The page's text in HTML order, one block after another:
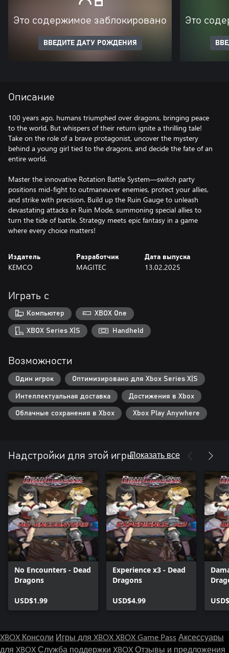
Это содержимое заблокировано
ВВЕДИТЕ ДАТУ РОЖДЕНИЯ
Это
Описание
100 years ago, humans triumphed over dragons, bringing peace
to the world. But whispers of their return ignite a thrilling tale!
Take on the role of a brave protagonist, uncover the mystery
behind a young girl tied to the dragons, and decide the fate of an
entire world.
Master the innovative Rotation Battle System—switch party
positions mid-fight to outmaneuver enemies, protect your allies,
and strike with precision. Build up the Ruin Gauge to unleash
devastating attacks in Ruin Mode, summoning special allies to
turn the tide of battle. Strategy meets epic fantasy in a game
where every choice matters!
Издатель
KEMCO
Разработчик
MAGITEC
Дата выпуска
13.02.2025
Играть с
Компьютер XBOX One
XBOX Series X|S Handheld
Возможности
Один игрок Оптимизировано для Xbox Series X|S
Интеллектуальная доставка Достижения в Xbox
Облачные сохранения в Xbox Xbox Play Anywhere
Надстройки для этой игрыПоказать все
No Encounters - Dead
Dragons
USD$1.99
Experience x3 - Dead
Dragons
USD$4.99
XBOX Консоли Игры для XBOXXBOX Game Pass Аксессуары
для XBOXСлужба поддержки XBOXОтзывы и предложения